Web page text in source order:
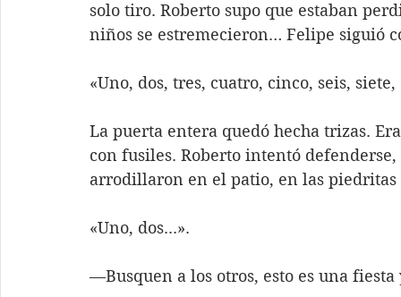
solo tiro. Roberto supo que estaban
niños se estremecieron… Felipe siguió
«Uno, dos, tres, cuatro, cinco, seis,
La puerta entera quedó hecha trizas.
con fusiles. Roberto intentó
arrodillaron en el patio, en las piedritas
«Uno, dos...».
—Busquen a los otros, esto es una